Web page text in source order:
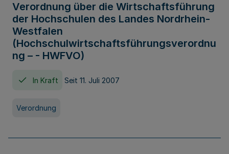
Verordnung über die Wirtschaftsführung
der Hochschulen des Landes Nordrhein-
Westfalen
(Hochschulwirtschaftsführungsverordnu
ng – - HWFVO)
In Kraft Seit 11. Juli 2007
Verordnung